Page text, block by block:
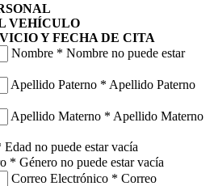
VEHÍCULO
Y FECHA DE CITA
Nombre * Nombre no puede estar
Apellido Paterno * Apellido Paterno
Apellido Materno * Apellido Materno
Edad no puede estar vacía
* Género no puede estar vacía
Correo Electrónico * Correo